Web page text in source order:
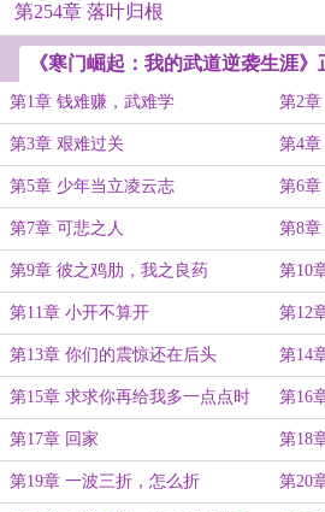
第254章 落叶归根
《寒门崛起：我的武道逆袭生涯》
第1章 钱难赚，武难学 第2
第3章 艰难过关 第4
第5章 少年当立凌云志 第6
第7章 可悲之人 第8
第9章 彼之鸡肋，我之良药 第10
第11章 小开不算开 第12
第13章 你们的震惊还在后头 第14
认为
第15章 求求你再给我多一点点时
间，多一点点……
第16
第17章 回家 第18
第19章 一波三折，怎么折 第20